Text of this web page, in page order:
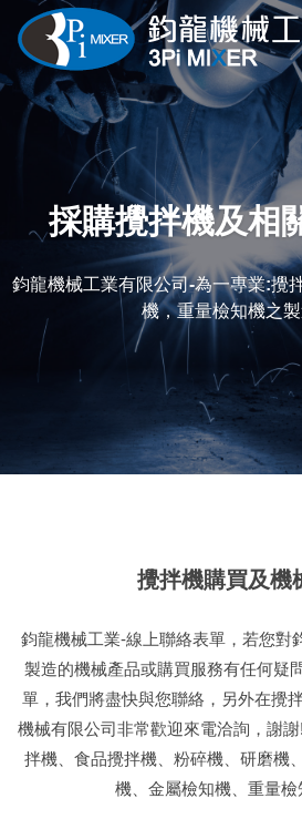
採購攪拌機及相
鈞龍機械工業有限公司-為一專業:攪
機，重量檢知機之製
攪拌機購買及機
鈞龍機械工業-線上聯絡表單，若您對
製造的機械產品或購買服務有任何疑
單，我們將盡快與您聯絡，另外在攪
機械有限公司非常歡迎來電洽詢，謝
拌機、食品攪拌機、粉碎機、研磨機
機、金屬檢知機、重量檢